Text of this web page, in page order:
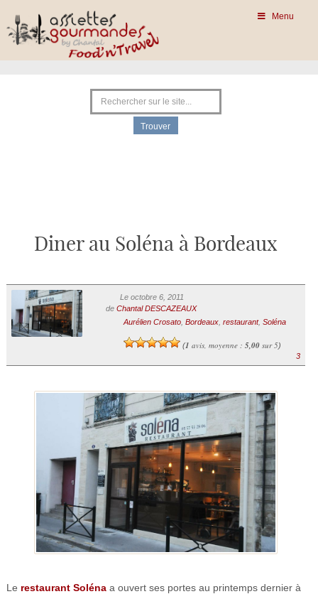
Menu
Diner au Soléna à Bordeaux
Le octobre 6, 2011
de Chantal DESCAZEAUX
Aurélien Crosato, Bordeaux, restaurant, Soléna
(1 avis, moyenne : 5,00sur 5)
3
Le restaurant Solénaa ouvert ses portes au printemps dernier à